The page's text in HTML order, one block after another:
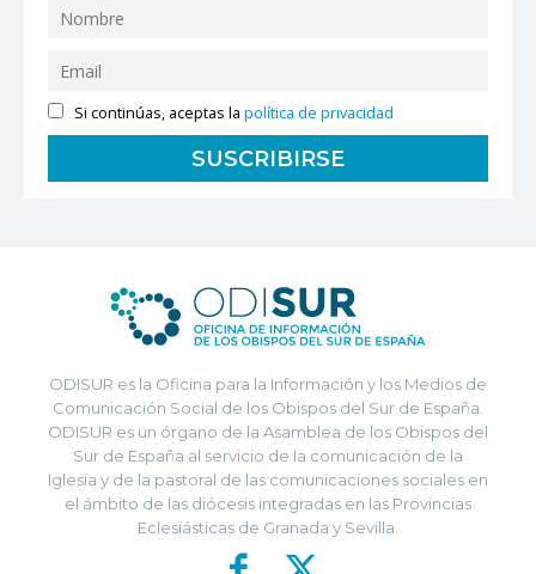
Si continúas, aceptas lapolítica de privacidad
ODISUR es la Oficina para la Información y los Medios de
Comunicación Social de los Obispos del Sur de España.
ODISUR es un órgano de la Asamblea de los Obispos del
Sur de España al servicio de la comunicación de la
Iglesia y de la pastoral de las comunicaciones sociales en
el ámbito de las diócesis integradas en las Provincias
Eclesiásticas de Granada y Sevilla.